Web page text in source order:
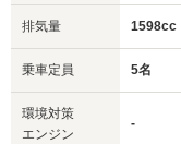
排気量 1598cc
乗車定員 5名
環境対策
エンジン
-